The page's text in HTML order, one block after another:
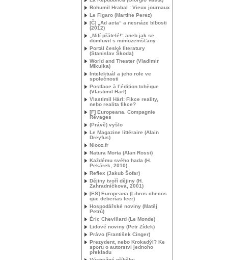
Bohumil Hrabal : Vieux journaux
Le Figaro (Martine Perez)
[Č] „Ad acta“ a nesnáze blbosti
(2012)
„Milí přátelé!“ aneb jak se
domluvit s mimozemšťany
Portál české literatury
(Stanislav Škoda)
World and Theater (Vladimir
Mikulka)
Intelektuál a jeho role ve
společnosti
Postface à l’édition tchèque
(Vlastimil Harl)
Vlastimil Hárl: Fikce reality,
nebo realita fikce?
[F] Europeana. Compagnie
Rêvages
(Právě) vyšlo
Le Magazine littéraire (Alain
Dreyfus)
Niooz.fr
Natura Morta (Alan Rossi)
Každému svého hada (H.
Pekárek, 2010)
Reflex (Jakub Šofar)
Dějiny tvoří dějiny (H.
Zahradníčková, 2001)
[ES] Europeana (Libros checos
que deberías leer)
Hospodářské noviny (Matěj
Petrů)
Éric Chevillard (Le Monde)
Lidové noviny (Petr Zídek)
Právo (František Cinger)
Prezydent, nebo Krokadýl? Ke
sporu o autorství jednoho
překladu